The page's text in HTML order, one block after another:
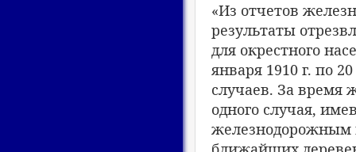
«Из отчетов
результаты
для окрестного
января 1910 г. по
случаев. За время
одного случая,
железнодорожным